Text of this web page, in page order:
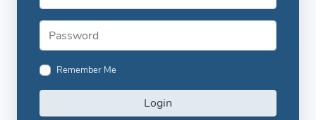
Remember Me
Login